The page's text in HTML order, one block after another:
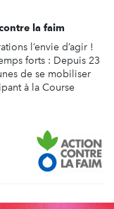
la faim
l’envie d’agir !
forts : Depuis 23
de se mobiliser
à la Course